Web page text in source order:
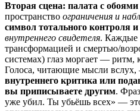
Вторая сцена: палата с обоями
пространство ограничения и
символ тотального контроля
внутреннего свидетеля. Каждые
трансформацией и смертью/
системах) глаз моргает — ритм,
Голоса, читающие мысли
внутреннего критика или
вы приписываете другим.
уже убил. Ты убьёшь всех» —